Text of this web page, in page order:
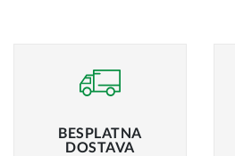
BESPLATNA
DOSTAVA